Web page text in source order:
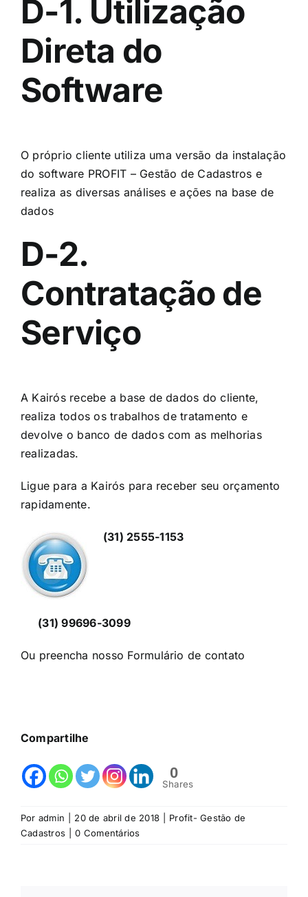
D-1. Utilização
Direta do
Software
O próprio cliente utiliza uma versão da instalação
do software PROFIT – Gestão de Cadastros e
realiza as diversas análises e ações na base de
dados
D-2.
Contratação de
Serviço
A Kairós recebe a base de dados do cliente,
realiza todos os trabalhos de tratamento e
devolve o banco de dados com as melhorias
realizadas.
Ligue para a Kairós para receber seu orçamento
rapidamente.
(31) 2555-1153
(31) 99696-3099
Ou preencha nosso Formulário de contato
Compartilhe
0
Shares
Por admin 20 de abril de 2018
Profit- Gestão de
Cadastros
0 Comentários